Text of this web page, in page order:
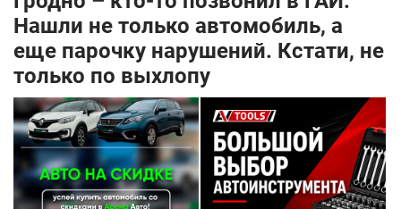
Нашли не только автомобиль, а
еще парочку нарушений. Кстати, не
только по выхлопу